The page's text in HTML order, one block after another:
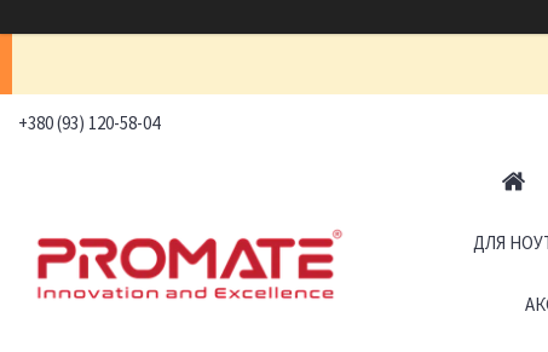
+380 (93) 120-58-04
ДЛЯ